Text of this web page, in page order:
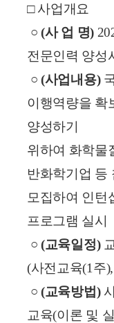
□ 사업개요
○(사 업 명)
전문인력 양성
○(사업내용)
이행역량을 확
양성하기
위하여 화학물
반화학기업 등
모집하여 인턴
프로그램 실시
○(교육일정)
(사전교육(1주
○(교육방법)
교육(이론 및